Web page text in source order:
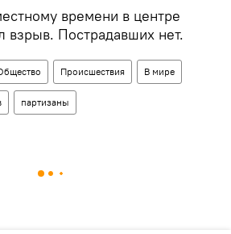
времени в центре
взрыв. Пострадавших нет.
Происшествия В мире
партизаны